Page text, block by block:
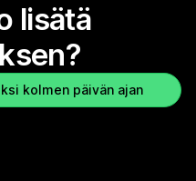
lisätä
kolmen päivän ajan